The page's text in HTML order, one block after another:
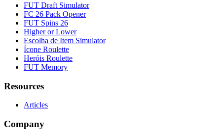
FUT Draft Simulator
FC 26 Pack Opener
FUT Spins 26
Higher or Lower
Escolha de Item Simulator
Ícone Roulette
Heróis Roulette
FUT Memory
Resources
Articles
Company